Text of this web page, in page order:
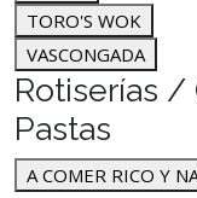
TORO'S WOK
VASCONGADA
Rotiserías /
Pastas
A COMER RICO Y